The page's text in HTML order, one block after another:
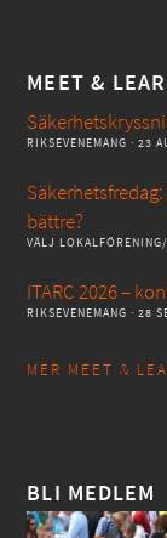
MEET &
RIKSEVENEMANG · 23
bättre?
VÄLJ
ITARC 2026 –
RIKSEVENEMANG · 28
MER MEET &
BLI MEDLEM